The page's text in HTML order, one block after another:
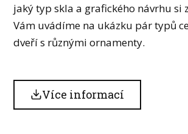
jaký typ skla a grafického návrhu si
Vám uvádíme na ukázku pár typů
dveří s různými ornamenty.
Více informací